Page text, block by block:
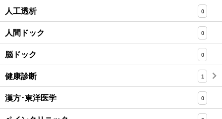
人工透析 0
人間ドック 0
脳ドック 0
健康診断 1
漢方･東洋医学 0